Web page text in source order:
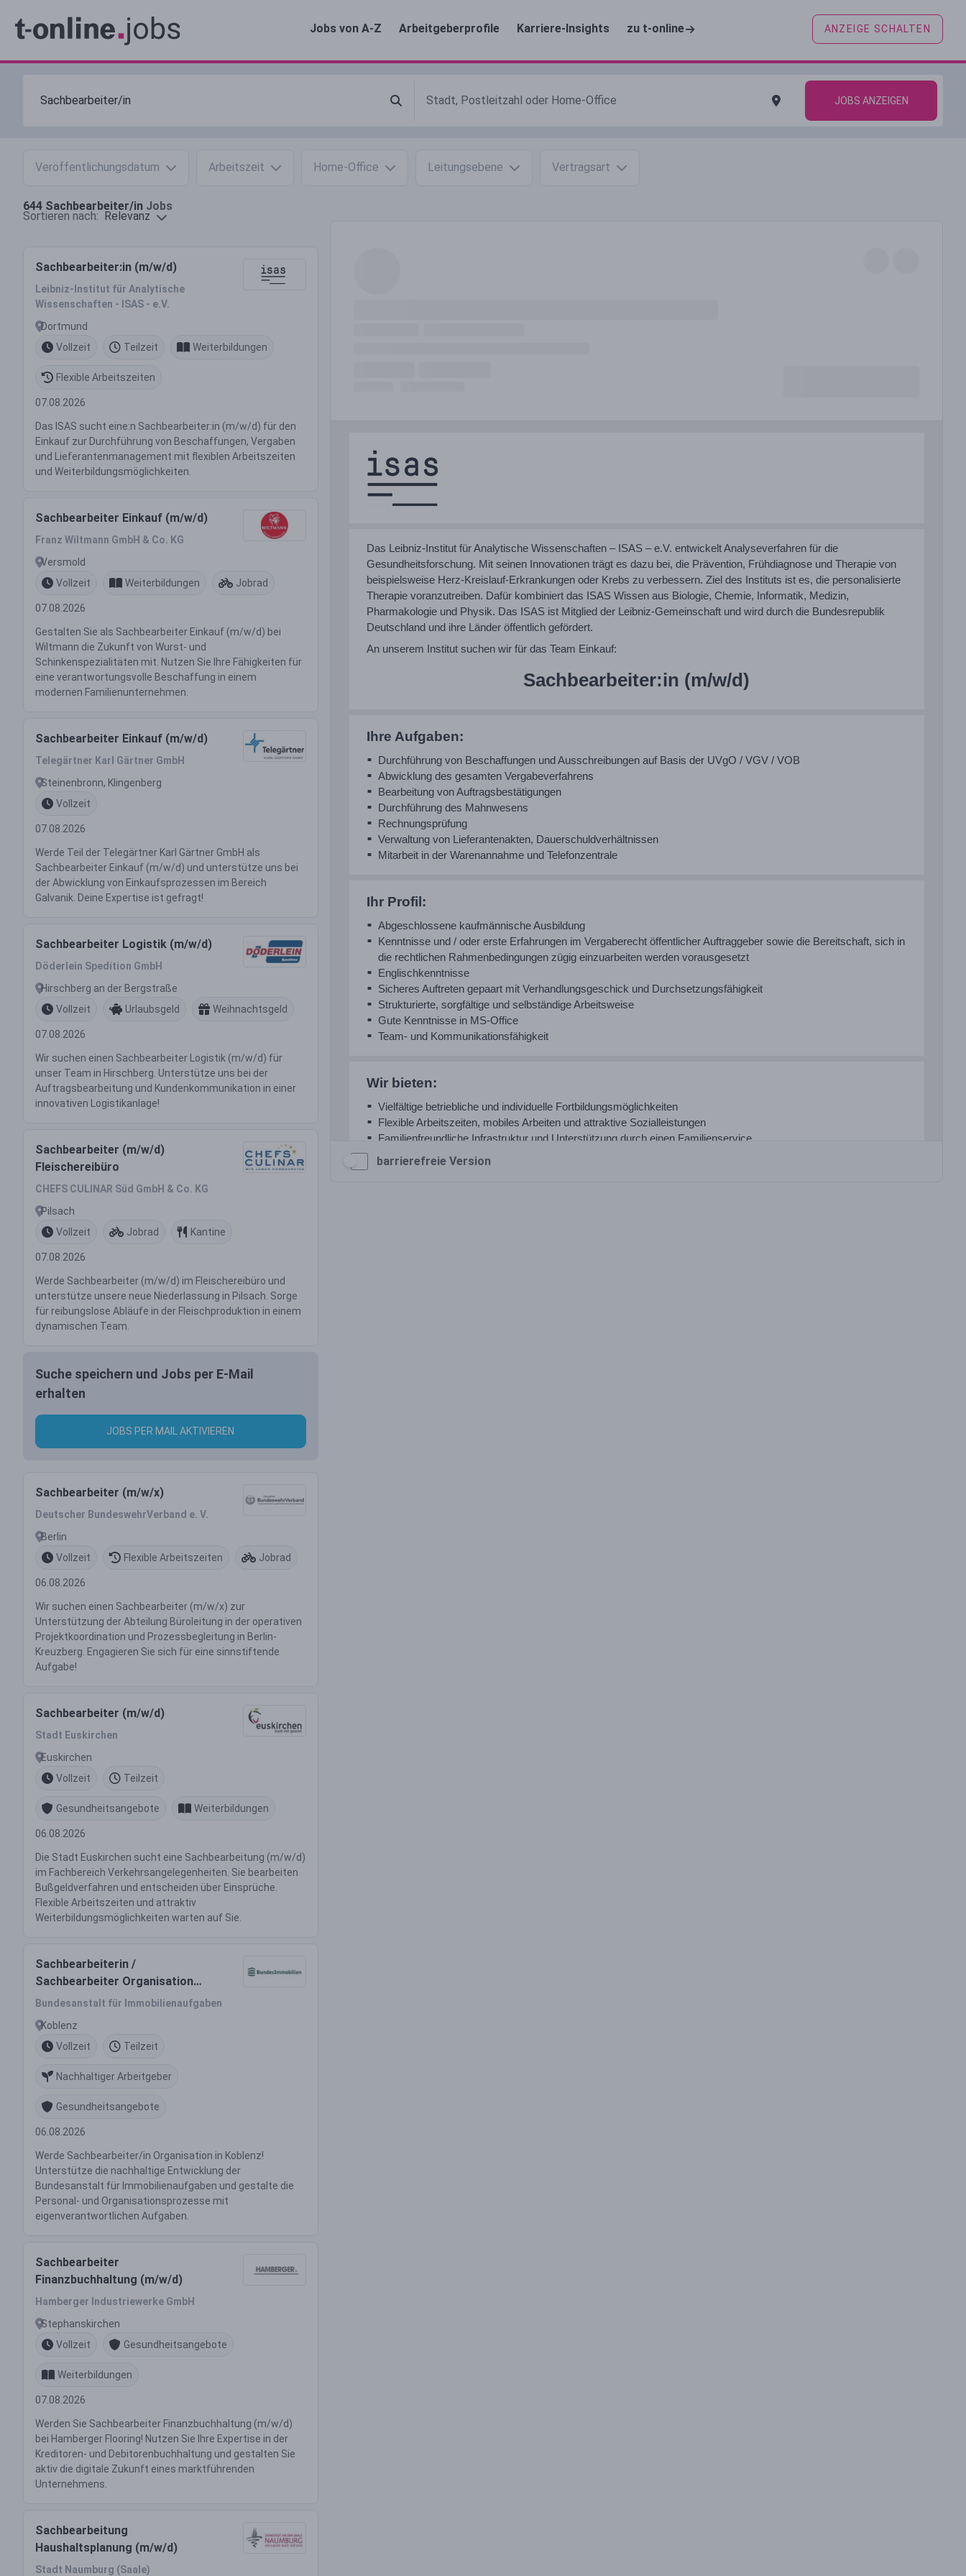
Jobs von A-Z Arbeitgeberprofile Karriere-Insights zu t-online ANZEIGE SCHALTEN
JOBS ANZEIGEN
Veröffentlichungsdatum Arbeitszeit Home-Office Leitungsebene Vertragsart
644 Sachbearbeiter/in Jobs
Sortieren nach: Relevanz
Sachbearbeiter:in (m/w/d)
Leibniz-Institut für Analytische
Wissenschaften - ISAS - e.V.
Dortmund
Vollzeit
Teilzeit Weiterbildungen
Flexible Arbeitszeiten
07.08.2026
Das ISAS sucht eine:n Sachbearbeiter:in (m/w/d) für den
Einkauf zur Durchführung von Beschaffungen, Vergaben
und Lieferantenmanagement mit flexiblen Arbeitszeiten
und Weiterbildungsmöglichkeiten.
Sachbearbeiter Einkauf (m/w/d)
Franz Wiltmann GmbH & Co. KG
Versmold
Vollzeit
Weiterbildungen Jobrad
07.08.2026
Gestalten Sie als Sachbearbeiter Einkauf (m/w/d) bei
Wiltmann die Zukunft von Wurst- und
Schinkenspezialitäten mit. Nutzen Sie Ihre Fähigkeiten für
eine verantwortungsvolle Beschaffung in einem
modernen Familienunternehmen.
Sachbearbeiter Einkauf (m/w/d)
Telegärtner Karl Gärtner GmbH
Steinenbronn, Klingenberg
Vollzeit
07.08.2026
Werde Teil der Telegärtner Karl Gärtner GmbH als
Sachbearbeiter Einkauf (m/w/d) und unterstütze uns bei
der Abwicklung von Einkaufsprozessen im Bereich
Galvanik. Deine Expertise ist gefragt!
Sachbearbeiter Logistik (m/w/d)
Döderlein Spedition GmbH
Hirschberg an der Bergstraße
Vollzeit
Urlaubsgeld Weihnachtsgeld
07.08.2026
Wir suchen einen Sachbearbeiter Logistik (m/w/d) für
unser Team in Hirschberg. Unterstütze uns bei der
Auftragsbearbeitung und Kundenkommunikation in einer
innovativen Logistikanlage!
Sachbearbeiter (m/w/d)
Fleischereibüro
CHEFS CULINAR Süd GmbH & Co. KG
Pilsach
Vollzeit
Jobrad Kantine
07.08.2026
Werde Sachbearbeiter (m/w/d) im Fleischereibüro und
unterstütze unsere neue Niederlassung in Pilsach. Sorge
für reibungslose Abläufe in der Fleischproduktion in einem
dynamischen Team.
Suche speichern und Jobs per E-Mail
erhalten
JOBS PER MAIL AKTIVIEREN
Sachbearbeiter (m/w/x)
Deutscher BundeswehrVerband e. V.
Berlin
Vollzeit
Flexible Arbeitszeiten Jobrad
06.08.2026
Wir suchen einen Sachbearbeiter (m/w/x) zur
Unterstützung der Abteilung Büroleitung in der operativen
Projektkoordination und Prozessbegleitung in Berlin-
Kreuzberg. Engagieren Sie sich für eine sinnstiftende
Aufgabe!
Sachbearbeiter (m/w/d)
Stadt Euskirchen
Euskirchen
Vollzeit
Teilzeit
Gesundheitsangebote Weiterbildungen
06.08.2026
Die Stadt Euskirchen sucht eine Sachbearbeitung (m/w/d)
im Fachbereich Verkehrsangelegenheiten. Sie bearbeiten
Bußgeldverfahren und entscheiden über Einsprüche.
Flexible Arbeitszeiten und attraktiv
Weiterbildungsmöglichkeiten warten auf Sie.
Sachbearbeiterin /
Sachbearbeiter Organisation
(w/m/d)
Bundesanstalt für Immobilienaufgaben
Koblenz
Vollzeit
Teilzeit
Nachhaltiger Arbeitgeber
Gesundheitsangebote
06.08.2026
Werde Sachbearbeiter/in Organisation in Koblenz!
Unterstütze die nachhaltige Entwicklung der
Bundesanstalt für Immobilienaufgaben und gestalte die
Personal- und Organisationsprozesse mit
eigenverantwortlichen Aufgaben.
Sachbearbeiter
Finanzbuchhaltung (m/w/d)
Hamberger Industriewerke GmbH
Stephanskirchen
Vollzeit
Gesundheitsangebote
Weiterbildungen
07.08.2026
Werden Sie Sachbearbeiter Finanzbuchhaltung (m/w/d)
bei Hamberger Flooring! Nutzen Sie Ihre Expertise in der
Kreditoren- und Debitorenbuchhaltung und gestalten Sie
aktiv die digitale Zukunft eines marktführenden
Unternehmens.
Sachbearbeitung
Haushaltsplanung (m/w/d)
Stadt Naumburg (Saale)
barrierefreie Version